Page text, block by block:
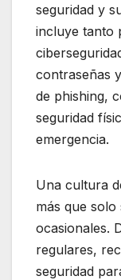
seguridad y
incluye tanto
contraseñas
de phishing,
seguridad
emergencia.
Una cultura
más que
ocasionales.
regulares,
seguridad